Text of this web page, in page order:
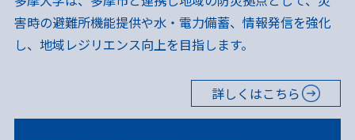
害時の避難所機能提供や水・電力備蓄、情報発信を強化
し、地域レジリエンス向上を目指します。
詳しくはこちら